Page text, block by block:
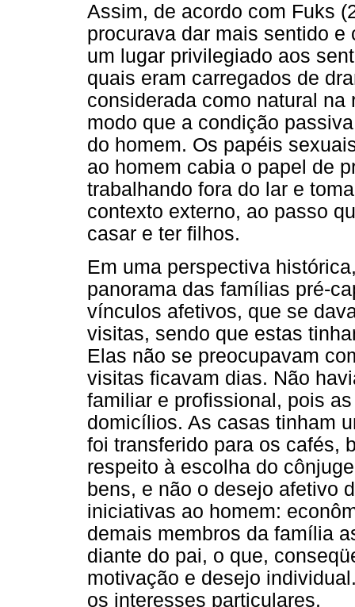
Assim, de acordo com Fuks
procurava dar mais sentido
um lugar privilegiado aos
quais eram carregados de
considerada como natural
modo que a condição
do homem. Os papéis
ao homem cabia o papel de
trabalhando fora do lar e
contexto externo, ao passo
casar e ter filhos.
Em uma perspectiva
panorama das famílias pré-
vínculos afetivos, que se
visitas, sendo que estas
Elas não se preocupavam
visitas ficavam dias. Não
familiar e profissional, pois
domicílios. As casas tinham
foi transferido para os cafés,
respeito à escolha do
bens, e não o desejo afetivo
iniciativas ao homem:
demais membros da família
diante do pai, o que,
motivação e desejo
os interesses particulares.